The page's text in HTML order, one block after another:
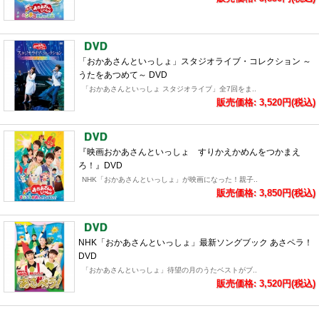
「おかあさんといっしょ」スタジオライブ・コレクション ～
うたをあつめて～ DVD
「おかあさんといっしょ スタジオライブ」全7回をま..
販売価格: 3,520円(税込)
『映画おかあさんといっしょ すりかえかめんをつかまえ
ろ！』DVD
NHK「おかあさんといっしょ」が映画になった！親子..
販売価格: 3,850円(税込)
NHK「おかあさんといっしょ」最新ソングブック あさペラ！
DVD
「おかあさんといっしょ」待望の月のうたベストがブ..
販売価格: 3,520円(税込)